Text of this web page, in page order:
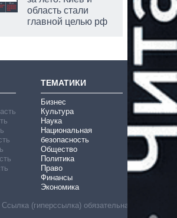
область стали
главной целью рф
ТЕМАТИКИ
Бизнес
Культура
Наука
Национальная
безопасность
Общество
Политика
Право
Финансы
Экономика
(гиперссылка) обязательна